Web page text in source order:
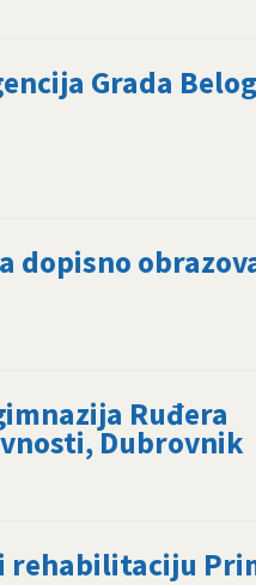
Grada Belog
dopisno
Ruđera
Dubrovnik
rehabilitaciju